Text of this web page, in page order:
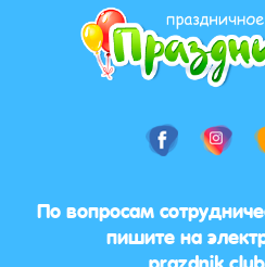
По вопросам
пишите на